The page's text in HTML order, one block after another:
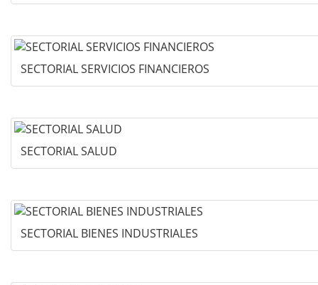
SECTORIAL SERVICIOS FINANCIEROS
SECTORIAL SALUD
SECTORIAL BIENES INDUSTRIALES